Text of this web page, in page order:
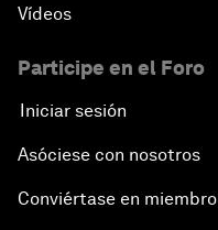
Vídeos
Participe en el Foro
Iniciar sesión
Asóciese con nosotros
Conviértase en miembro